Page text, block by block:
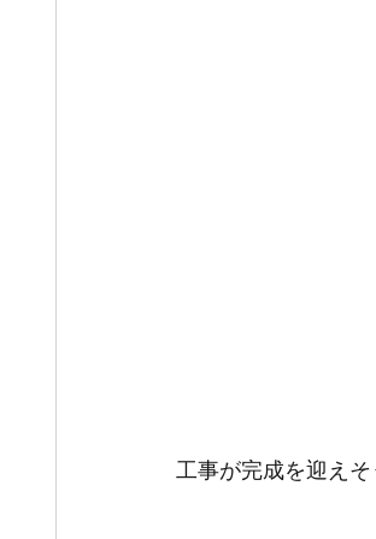
工事が完成を迎え